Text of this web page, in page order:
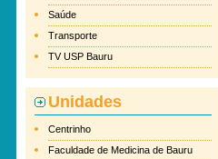
Saúde
Transporte
TV USP Bauru
Unidades
Centrinho
Faculdade de Medicina de Bauru